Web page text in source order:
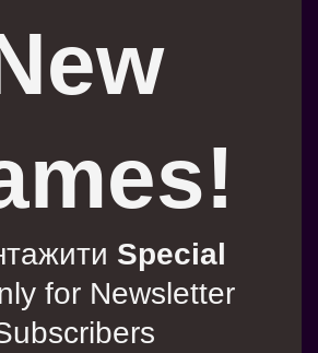
Special
for Newsletter